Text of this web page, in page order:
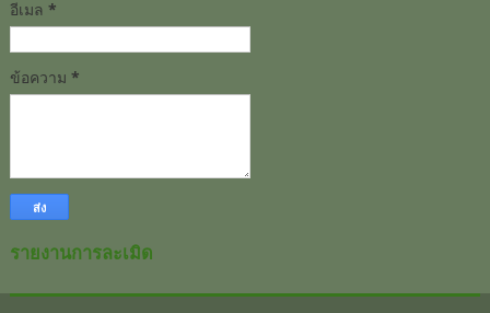
อีเมล *
ข้อความ *
รายงานการละเมิด